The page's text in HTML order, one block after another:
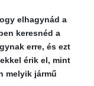
elhagynád a
keresnéd a
erre, és ezt
érik el, mint
melyik jármű